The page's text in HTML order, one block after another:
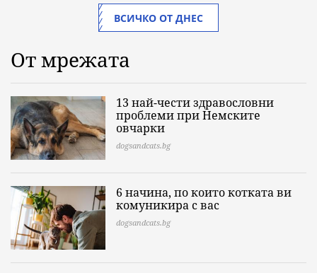
ВСИЧКО ОТ ДНЕС
От мрежата
13 най-чести здравословни
проблеми при Немските
овчарки
dogsandcats.bg
6 начина, по които котката ви
комуникира с вас
dogsandcats.bg